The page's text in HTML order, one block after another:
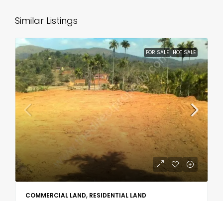
Similar Listings
FOR SALE HOT SALE
COMMERCIAL LAND, RESIDENTIAL LAND